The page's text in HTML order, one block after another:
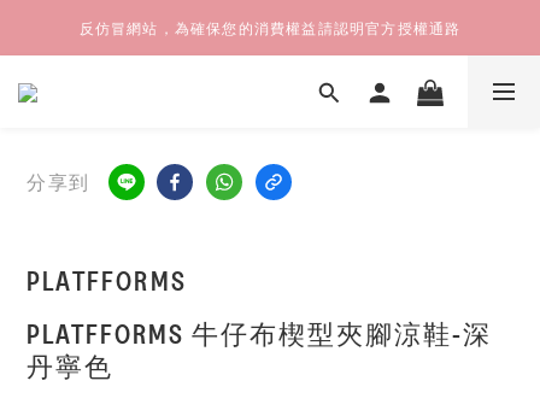
反仿冒網站，為確保您的消費權益請認明官方授權通路
分享到
PLATFFORMS
PLATFFORMS 牛仔布楔型夾腳涼鞋-深
丹寧色